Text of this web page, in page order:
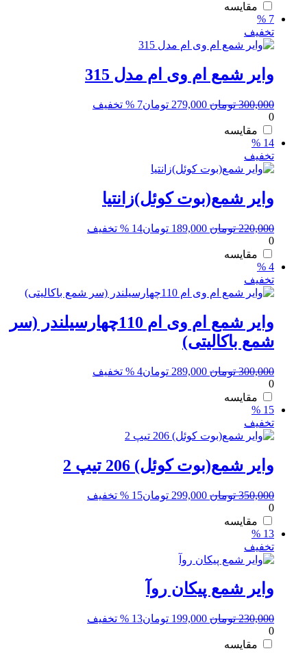
مقایسه
7 %
تخفیف
وایر شمع ام وی ام مدل 315
300,000 تومان قیمت
279,000 تومان7 % تخفیف
0
مقایسه
14 %
تخفیف
وایر شمع(بوت کوئل)زانتیا
220,000 تومان قیمت
189,000 تومان14 % تخفیف
0
مقایسه
4 %
تخفیف
وایر شمع ام وی ام 110چهارسیلندر (سر
شمع باکالیتی)
300,000 تومان قیمت
289,000 تومان4 % تخفیف
0
مقایسه
15 %
تخفیف
وایر شمع(بوت کوئل) 206 تیپ 2
350,000 تومان قیمت
299,000 تومان15 % تخفیف
0
مقایسه
13 %
تخفیف
وایر شمع پیکان روآ
230,000 تومان قیمت
199,000 تومان13 % تخفیف
0
مقایسه